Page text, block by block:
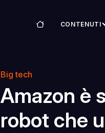
CONTENUTI
Big tech
Amazon è
robot che